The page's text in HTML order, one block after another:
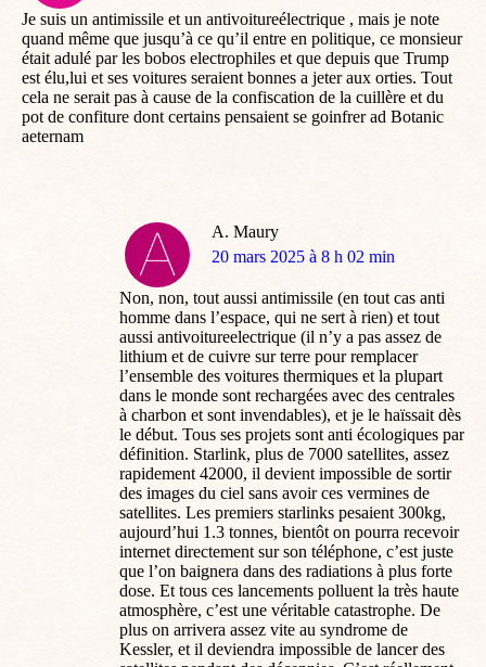
Je suis un antimissile et un antivoitureélectrique , mais je note
quand même que jusqu’à ce qu’il entre en politique, ce monsieur
était adulé par les bobos electrophiles et que depuis que Trump
est élu,lui et ses voitures seraient bonnes a jeter aux orties. Tout
cela ne serait pas à cause de la confiscation de la cuillère et du
pot de confiture dont certains pensaient se goinfrer ad Botanic
aeternam
A. Maury
dit
20 mars 2025 à 8 h 02 min
Non, non, tout aussi antimissile (en tout cas anti
homme dans l’espace, qui ne sert à rien) et tout
aussi antivoitureelectrique (il n’y a pas assez de
lithium et de cuivre sur terre pour remplacer
l’ensemble des voitures thermiques et la plupart
dans le monde sont rechargées avec des centrales
à charbon et sont invendables), et je le haïssait dès
le début. Tous ses projets sont anti écologiques par
définition. Starlink, plus de 7000 satellites, assez
rapidement 42000, il devient impossible de sortir
des images du ciel sans avoir ces vermines de
satellites. Les premiers starlinks pesaient 300kg,
aujourd’hui 1.3 tonnes, bientôt on pourra recevoir
internet directement sur son téléphone, c’est juste
que l’on baignera dans des radiations à plus forte
dose. Et tous ces lancements polluent la très haute
atmosphère, c’est une véritable catastrophe. De
plus on arrivera assez vite au syndrome de
Kessler, et il deviendra impossible de lancer des